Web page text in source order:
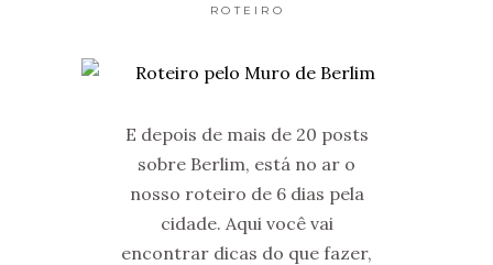
ROTEIRO
E depois de mais de 20 posts
sobre Berlim, está no ar o
nosso roteiro de 6 dias pela
cidade. Aqui você vai
encontrar dicas do que fazer,